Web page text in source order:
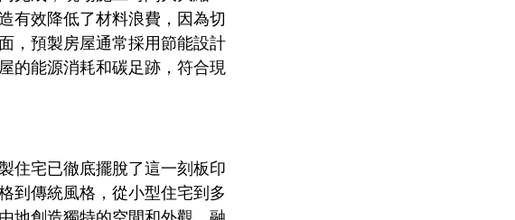
有效降低了材料浪費，因為切
，預製房屋通常採用節能設計
的能源消耗和碳足跡，符合現
住宅已徹底擺脫了這一刻板印
到傳統風格，從小型住宅到多